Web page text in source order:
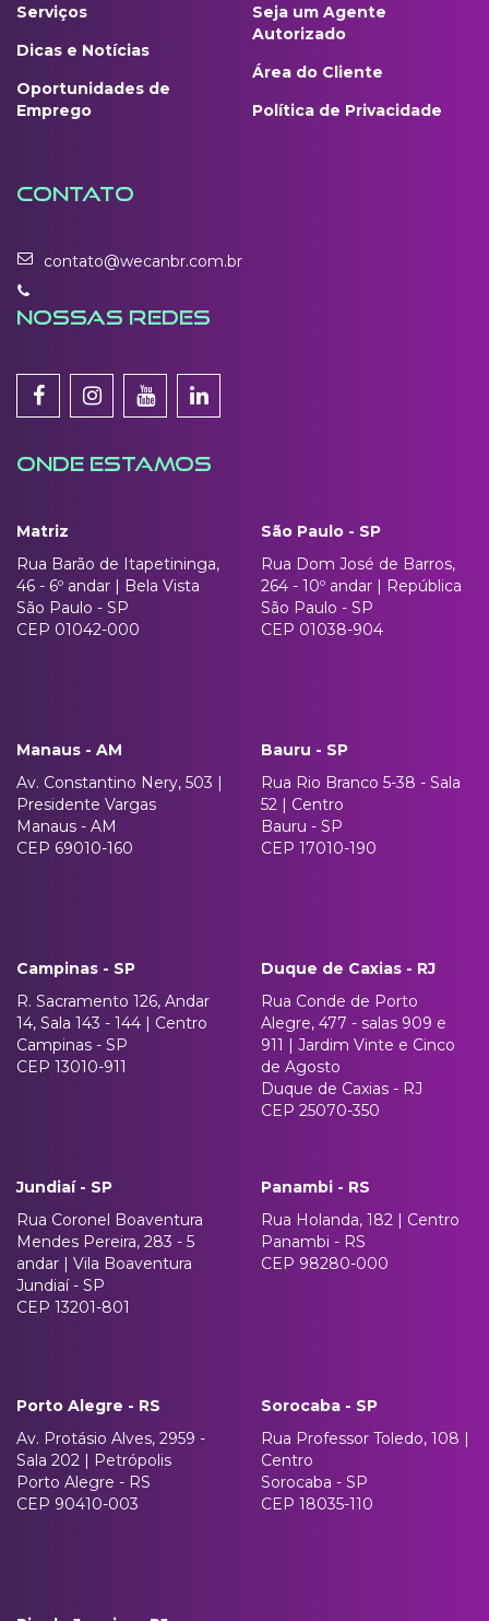
Serviços
Dicas e Notícias
Oportunidades de
Emprego
Seja um Agente
Autorizado
Área do Cliente
Política de Privacidade
CONTATO
contato@wecanbr.com.br
NOSSAS REDES
ONDE ESTAMOS
Matriz
Rua Barão de Itapetininga,
46 - 6º andar | Bela Vista
São Paulo - SP
CEP 01042-000
São Paulo - SP
Rua Dom José de Barros,
264 - 10º andar | República
São Paulo - SP
CEP 01038-904
Manaus - AM
Av. Constantino Nery, 503 |
Presidente Vargas
Manaus - AM
CEP 69010-160
Bauru - SP
Rua Rio Branco 5-38 - Sala
52 | Centro
Bauru - SP
CEP 17010-190
Campinas - SP
R. Sacramento 126, Andar
14, Sala 143 - 144 | Centro
Campinas - SP
CEP 13010-911
Duque de Caxias - RJ
Rua Conde de Porto
Alegre, 477 - salas 909 e
911 | Jardim Vinte e Cinco
de Agosto
Duque de Caxias - RJ
CEP 25070-350
Jundiaí - SP
Rua Coronel Boaventura
Mendes Pereira, 283 - 5
andar | Vila Boaventura
Jundiaí - SP
CEP 13201-801
Panambi - RS
Rua Holanda, 182 | Centro
Panambi - RS
CEP 98280-000
Porto Alegre - RS
Av. Protásio Alves, 2959 -
Sala 202 | Petrópolis
Porto Alegre - RS
CEP 90410-003
Sorocaba - SP
Rua Professor Toledo, 108 |
Centro
Sorocaba - SP
CEP 18035-110